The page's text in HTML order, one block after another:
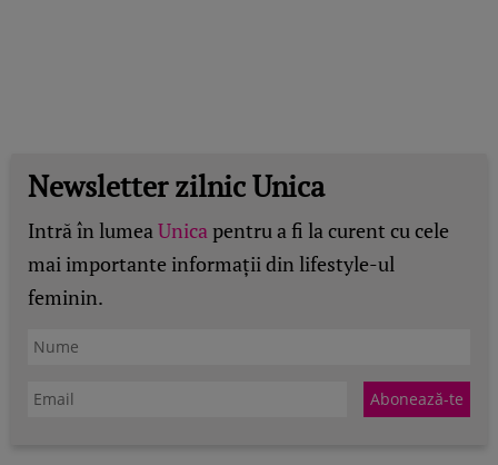
Newsletter zilnic Unica
Intră în lumeaUnicapentru a fi la curent cu cele
mai importante informații din lifestyle-ul
feminin.